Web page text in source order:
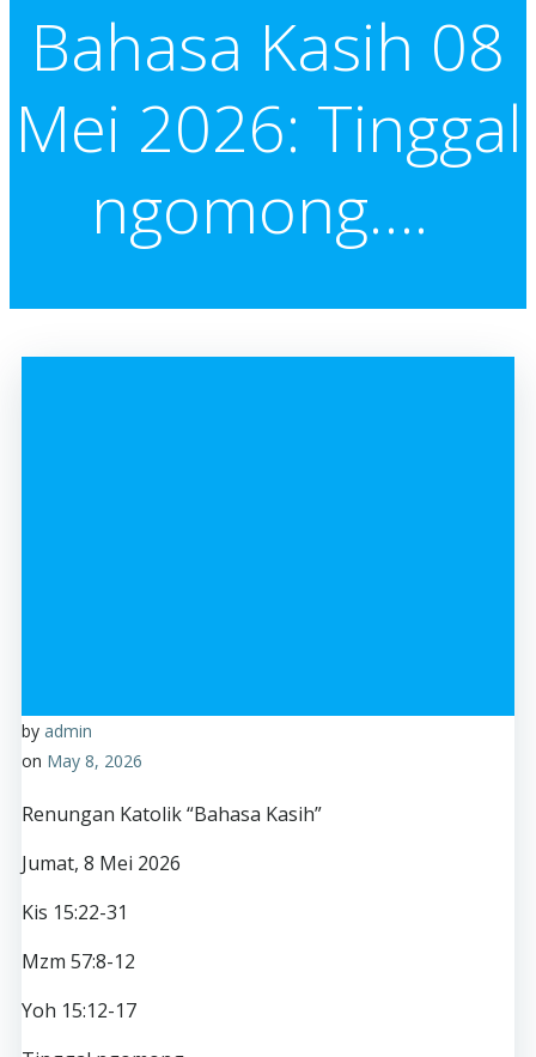
Bahasa Kasih 08
Mei 2026: Tinggal
ngomong….
by admin
on May 8, 2026
Renungan Katolik “Bahasa Kasih”
Jumat, 8 Mei 2026
Kis 15:22-31
Mzm 57:8-12
Yoh 15:12-17